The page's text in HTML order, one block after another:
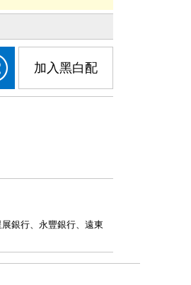
加入黑白配
銀行、永豐銀行、遠東